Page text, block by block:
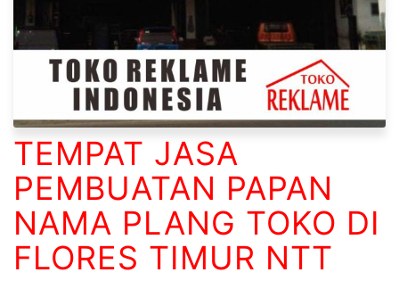
TEMPAT JASA
PEMBUATAN PAPAN
NAMA PLANG TOKO DI
FLORES TIMUR NTT